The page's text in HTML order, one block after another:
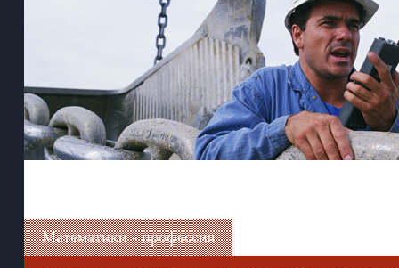
Математики - профессия